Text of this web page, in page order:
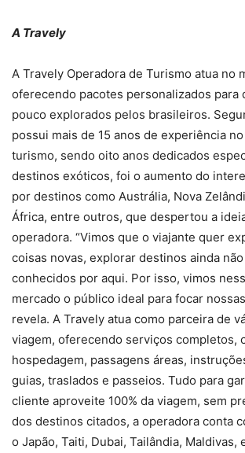
A Travely
A Travely Operadora de Turismo atua no
oferecendo pacotes personalizados para
pouco explorados pelos brasileiros.
possui mais de 15 anos de experiência
turismo, sendo oito anos dedicados
destinos exóticos, foi o aumento do
por destinos como Austrália, Nova
África, entre outros, que despertou a
operadora. “Vimos que o viajante quer
coisas novas, explorar destinos ainda
conhecidos por aqui. Por isso, vimos
mercado o público ideal para focar
revela. A Travely atua como parceira de
viagem, oferecendo serviços completos,
hospedagem, passagens áreas,
guias, traslados e passeios. Tudo para
cliente aproveite 100% da viagem, sem
dos destinos citados, a operadora conta
o Japão, Taiti, Dubai, Tailândia, Maldivas,